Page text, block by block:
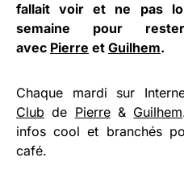
fallait voir et ne pas
semaine pour
avec Pierre et Guilhem.
Chaque mardi sur
Club de Pierre& Guilhem
infos cool et branchés
café.